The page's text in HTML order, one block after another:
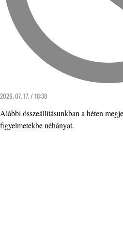
2026. 07. 17. / 18:38
Alábbi összeállításunkban a héten
figyelmetekbe néhányat.